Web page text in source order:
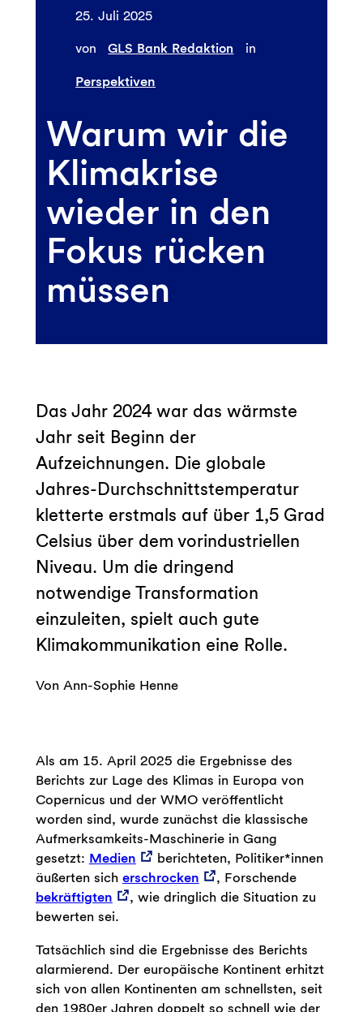
25. Juli 2025
von GLS Bank Redaktion in
Perspektiven
Warum wir die
Klimakrise
wieder in den
Fokus rücken
müssen
Das Jahr 2024 war das wärmste
Jahr seit Beginn der
Aufzeichnungen. Die globale
Jahres-Durchschnittstemperatur
kletterte erstmals auf über 1,5 Grad
Celsius über dem vorindustriellen
Niveau. Um die dringend
notwendige Transformation
einzuleiten, spielt auch gute
Klimakommunikation eine Rolle.
Von Ann-Sophie Henne
Als am 15. April 2025 die Ergebnisse des
Berichts zur Lage des Klimas in Europa von
Copernicus und der WMO veröffentlicht
worden sind, wurde zunächst die klassische
Aufmerksamkeits-Maschinerie in Gang
gesetzt: Medien
berichteten, Politiker*innen
äußerten sich erschrocken
, Forschende
bekräftigten
, wie dringlich die Situation zu
bewerten sei.
Tatsächlich sind die Ergebnisse des Berichts
alarmierend. Der europäische Kontinent erhitzt
sich von allen Kontinenten am schnellsten, seit
den 1980er Jahren doppelt so schnell wie der